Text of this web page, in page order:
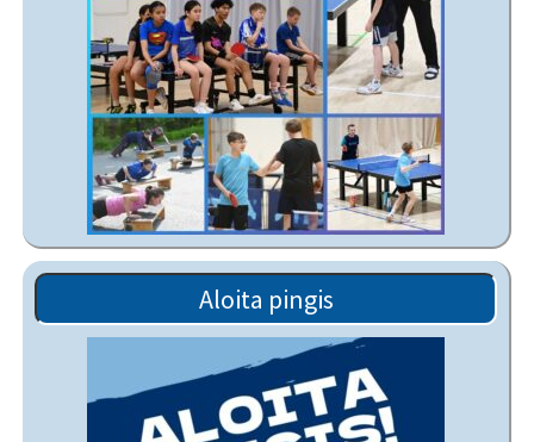
Aloita pingis